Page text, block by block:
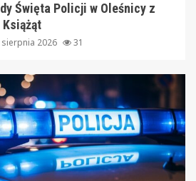
Święta Policji w Oleśnicy z
Książąt
sierpnia 2026 31